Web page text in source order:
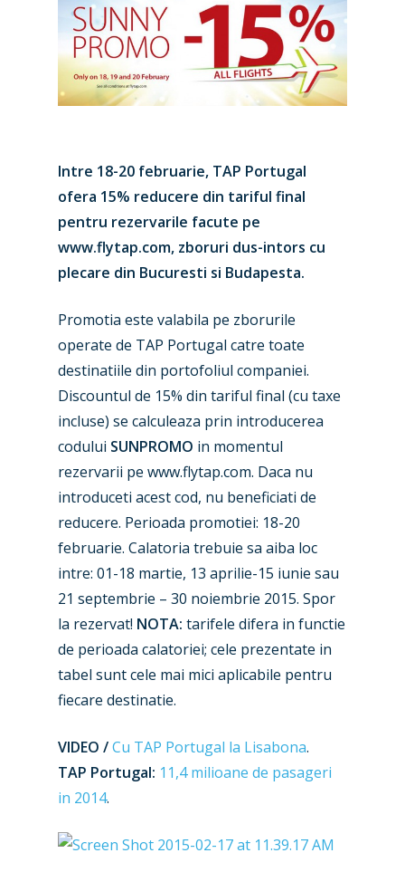
Intre 18-20 februarie, TAP Portugal
ofera 15% reducere din tariful final
pentru rezervarile facute pe
www.flytap.com, zboruri dus-intors cu
plecare din Bucuresti si Budapesta.
Promotia este valabila pe zborurile
operate de TAP Portugal catre toate
destinatiile din portofoliul companiei.
Discountul de 15% din tariful final (cu taxe
incluse) se calculeaza prin introducerea
codului SUNPROMO in momentul
rezervarii pe www.flytap.com. Daca nu
introduceti acest cod, nu beneficiati de
reducere. Perioada promotiei: 18-20
februarie. Calatoria trebuie sa aiba loc
intre: 01-18 martie, 13 aprilie-15 iunie sau
21 septembrie – 30 noiembrie 2015. Spor
la rezervat! NOTA: tarifele difera in functie
de perioada calatoriei; cele prezentate in
tabel sunt cele mai mici aplicabile pentru
fiecare destinatie.
VIDEO /Cu TAP Portugal la Lisabona.
TAP Portugal: 11,4 milioane de pasageri
in 2014.
New Routes
Industry
Accidents / Incidents
Airshows
Dubai 2025
Paris 2025
Farnborough 2024
Paris 2023
Dubai 2019
Paris 2019
Business Jets
Military
Trip Reports
Marketplace
Contact